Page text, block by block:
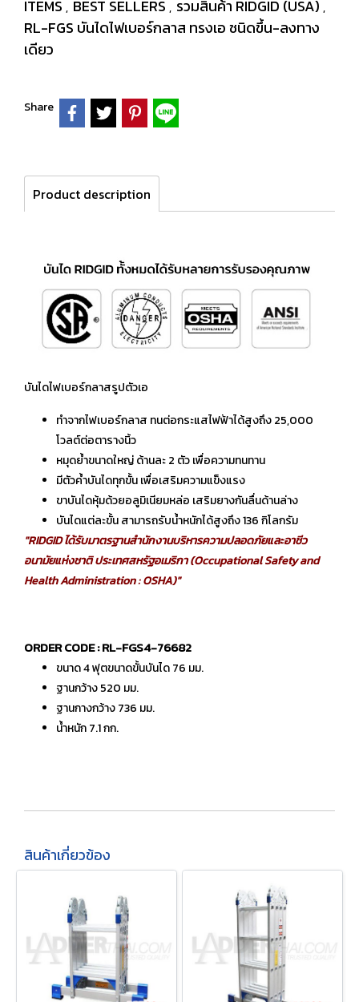
ITEMS , BEST SELLERS , รวมสินค้า RIDGID (USA) ,
RL-FGS บันไดไฟเบอร์กลาส ทรงเอ ชนิดขึ้น-ลงทาง
เดียว
Share
Product description
บันไดไฟเบอร์กลาสรูปตัวเอ
ทำจากไฟเบอร์กลาส ทนต่อกระแสไฟฟ้าได้สูงถึง 25,000
โวลต์ต่อตารางนิ้ว
หมุดย้ำขนาดใหญ่ ด้านละ 2 ตัว เพื่อความทนทาน
มีตัวค้ำบันไดทุกขั้น เพื่อเสริมความแข็งแรง
ขาบันไดหุ้มด้วยอลูมิเนียมหล่อ เสริมยางกันลื่นด้านล่าง
บันไดแต่ละขั้น สามารถรับน้ำหนักได้สูงถึง 136 กิโลกรัม
"RIDGID ได้รับมาตรฐานสำนักงานบริหารความปลอดภัยและอาชีว
อนามัยแห่งชาติ ประเทศสหรัฐอเมริกา (Occupational Safety and
Health Administration : OSHA)"
ORDER CODE : RL-FGS4-76682
ขนาด 4 ฟุตขนาดขั้นบันได 76 มม.
ฐานกว้าง 520 มม.
ฐานกางกว้าง 736 มม.
น้ำหนัก 7.1 กก.
สินค้าเกี่ยวข้อง